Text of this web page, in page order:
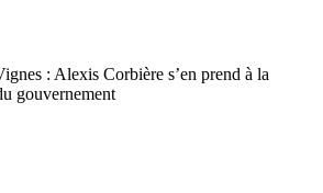
: Alexis Corbière s’en prend à la
gouvernement